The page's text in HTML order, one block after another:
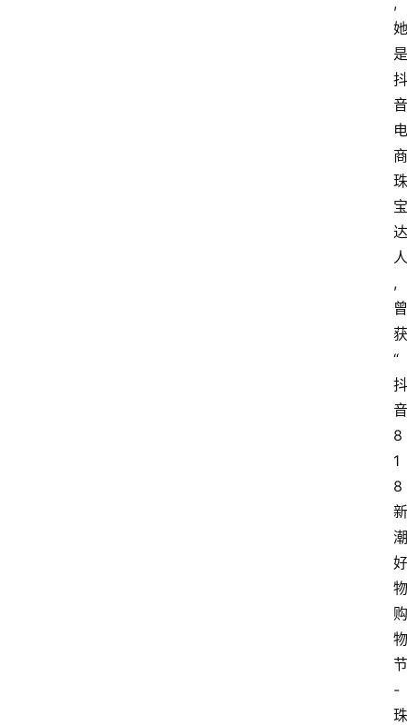
她
是
抖
音
电
商
珠
宝
达
人
,
曾
获
“
抖
音
8
1
8
新
潮
好
物
购
物
节
-
珠